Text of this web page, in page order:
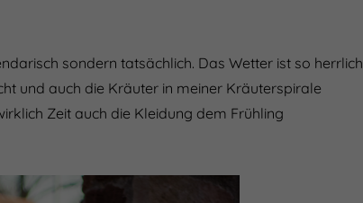
sondern tatsächlich. Das Wetter ist so herrlich
und auch die Kräuter in meiner Kräuterspirale
Zeit auch die Kleidung dem Frühling